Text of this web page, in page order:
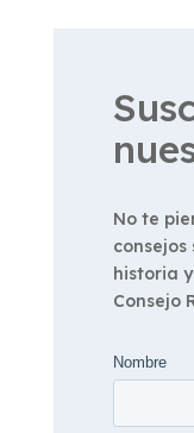
No te
historia
Consejo